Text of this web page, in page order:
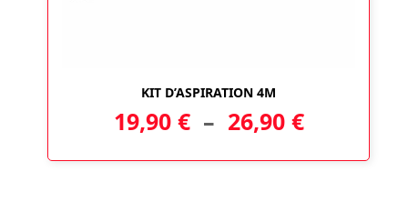
KIT D’ASPIRATION 4M
19,90 € – 26,90 €Plage
de